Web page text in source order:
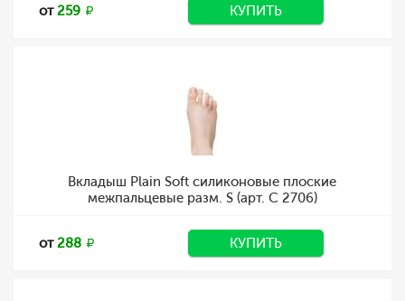
от259 КУПИТЬ
Вкладыш Plain Soft силиконовые плоские
межпальцевые разм. S (арт. C 2706)
от288 КУПИТЬ